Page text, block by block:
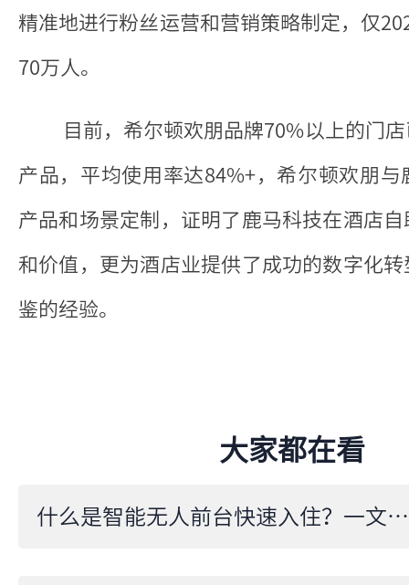
精准地进行粉丝运营和营销策略制定，仅
70万人。
目前，希尔顿欢朋品牌70%以上的门
产品，平均使用率达84%+，希尔顿欢朋与
产品和场景定制，证明了鹿马科技在酒店
和价值，更为酒店业提供了成功的数字化
鉴的经验。
大家都在看
什么是智能无人前台快速入住？一文读懂高效酒店服务